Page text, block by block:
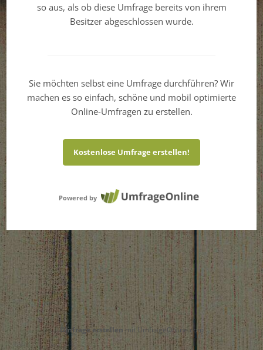
so aus, als ob diese Umfrage bereits von ihrem
Besitzer abgeschlossen wurde.
Sie möchten selbst eine Umfrage durchführen? Wir
machen es so einfach, schöne und mobil optimierte
Online-Umfragen zu erstellen.
Kostenlose Umfrage erstellen!
Powered by
Umfrage erstellen mit UmfrageOnline.com